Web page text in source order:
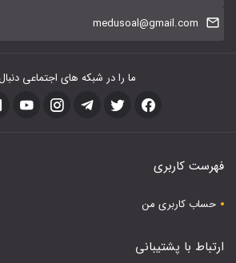
medusoal@gmail.com
ما را در شبکه های اجتماعی
فهرست کاربری
حساب کاربری من
ارتباط با پشتیبانی